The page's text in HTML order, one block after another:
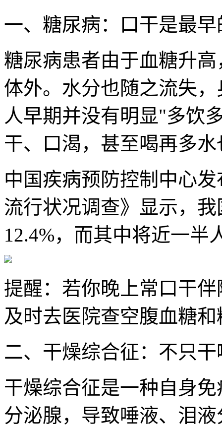
一、糖尿病：口干是最
糖尿病患者由于血糖升
体外。水分也随之流失
人早期并没有明显"多饮
干、口渴，甚至喝再多
中国疾病预防控制中心
流行状况调查》显示，
12.4%，而其中将近一半
提醒：若你晚上常口干
及时去医院查空腹血糖
二、干燥综合征：不只
干燥综合征是一种自身
分泌腺，导致唾液、泪